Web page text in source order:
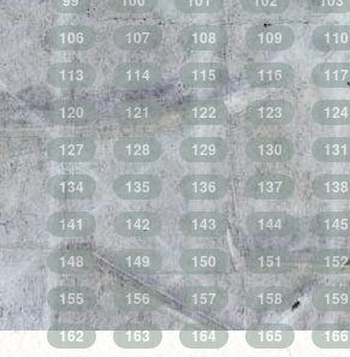
106
107 108 109 110
113
114 115 116 117
120
121 122 123 124
127
128 129 130 131
134
135 136 137 138
141
142 143 144 145
148
149 150 151 152
155
156 157 158 159
162
163 164 165 166